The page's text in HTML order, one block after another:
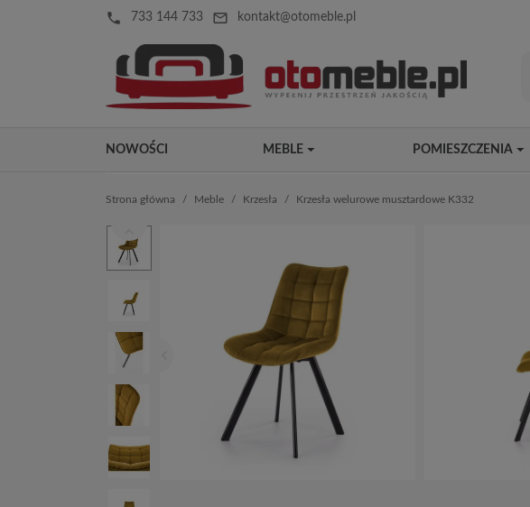
local_phone 733 144 733 mail_outline kontakt@otomeble.pl
NOWOŚCI MEBLE POMIESZCZENIA
Strona główna Meble Krzesła Krzesła welurowe musztardowe K332